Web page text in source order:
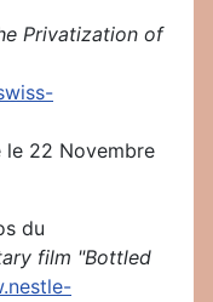
Privatization of
le 22 Novembre
du
film "Bottled